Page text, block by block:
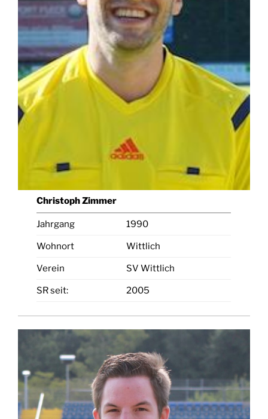
Christoph Zimmer
Jahrgang 1990
Wohnort Wittlich
Verein SV Wittlich
SR seit: 2005